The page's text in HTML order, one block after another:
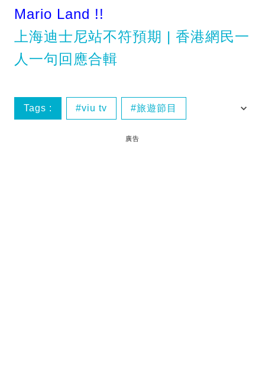
Mario Land !!
上海迪士尼站不符預期 | 香港網民一
人一句回應合輯
Tags : viu tv 旅遊節目
跟住矛盾去旅行
廣告